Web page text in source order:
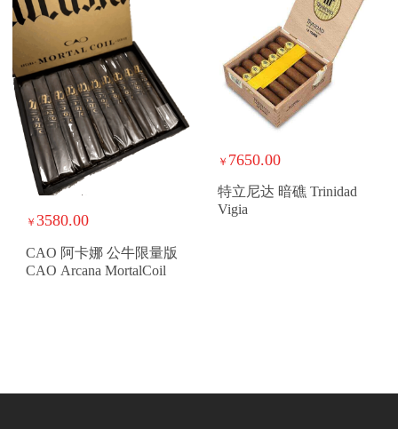
￥ 3580.00
CAO 阿卡娜 公牛限量版
CAO Arcana MortalCoil
￥ 7650.00
特立尼达 暗礁 Trinidad
Vigia